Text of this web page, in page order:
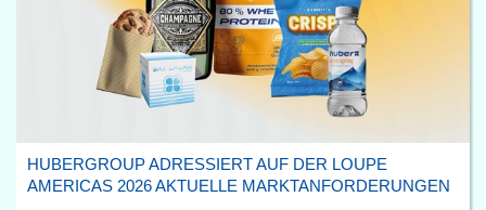
HUBERGROUP ADRESSIERT AUF DER LOUPE
AMERICAS 2026 AKTUELLE MARKTANFORDERUNGEN